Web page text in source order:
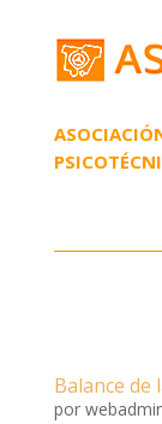
Balance de
por